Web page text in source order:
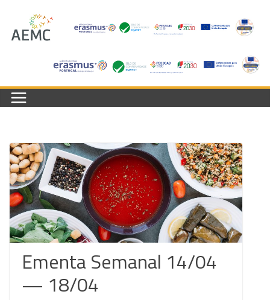
content
Ementa Semanal 14/04
— 18/04